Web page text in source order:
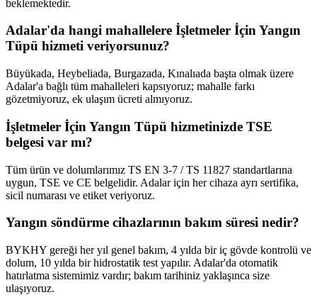
beklemektedir.
Adalar'da hangi mahallelere İşletmeler İçin Yangın
Tüpü hizmeti veriyorsunuz?
Büyükada, Heybeliada, Burgazada, Kınalıada başta olmak üzere
Adalar'a bağlı tüm mahalleleri kapsıyoruz; mahalle farkı
gözetmiyoruz, ek ulaşım ücreti almıyoruz.
İşletmeler İçin Yangın Tüpü hizmetinizde TSE
belgesi var mı?
Tüm ürün ve dolumlarımız TS EN 3-7 / TS 11827 standartlarına
uygun, TSE ve CE belgelidir. Adalar için her cihaza ayrı sertifika,
sicil numarası ve etiket veriyoruz.
Yangın söndürme cihazlarının bakım süresi nedir?
BYKHY gereği her yıl genel bakım, 4 yılda bir iç gövde kontrolü ve
dolum, 10 yılda bir hidrostatik test yapılır. Adalar'da otomatik
hatırlatma sistemimiz vardır; bakım tarihiniz yaklaşınca size
ulaşıyoruz.